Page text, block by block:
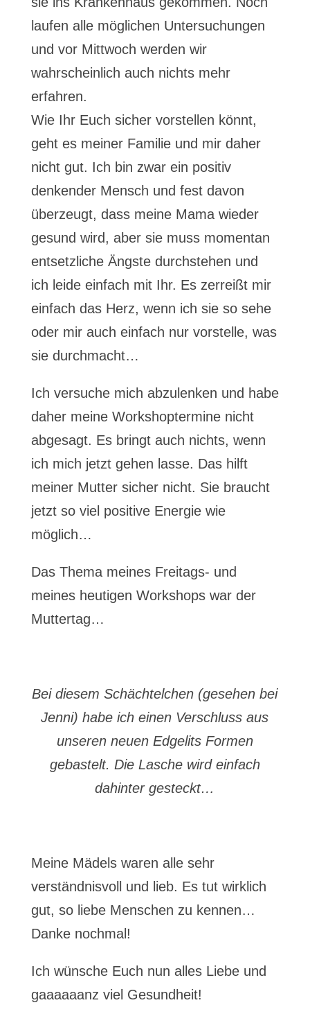
laufen alle möglichen Untersuchungen
und vor Mittwoch werden wir
wahrscheinlich auch nichts mehr
erfahren.
Wie Ihr Euch sicher vorstellen könnt,
geht es meiner Familie und mir daher
nicht gut. Ich bin zwar ein positiv
denkender Mensch und fest davon
überzeugt, dass meine Mama wieder
gesund wird, aber sie muss momentan
entsetzliche Ängste durchstehen und
ich leide einfach mit Ihr. Es zerreißt mir
einfach das Herz, wenn ich sie so sehe
oder mir auch einfach nur vorstelle, was
sie durchmacht…
Ich versuche mich abzulenken und habe
daher meine Workshoptermine nicht
abgesagt. Es bringt auch nichts, wenn
ich mich jetzt gehen lasse. Das hilft
meiner Mutter sicher nicht. Sie braucht
jetzt so viel positive Energie wie
möglich…
Das Thema meines Freitags- und
meines heutigen Workshops war der
Muttertag…
Bei diesem Schächtelchen (gesehen bei
Jenni) habe ich einen Verschluss aus
unseren neuen Edgelits Formen
gebastelt. Die Lasche wird einfach
dahinter gesteckt…
Meine Mädels waren alle sehr
verständnisvoll und lieb. Es tut wirklich
gut, so liebe Menschen zu kennen…
Danke nochmal!
Ich wünsche Euch nun alles Liebe und
gaaaaaanz viel Gesundheit!